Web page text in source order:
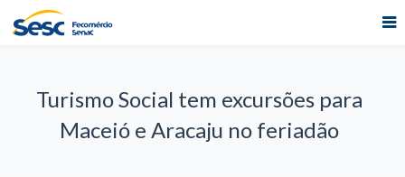
Turismo Social tem excursões para
Maceió e Aracaju no feriadão